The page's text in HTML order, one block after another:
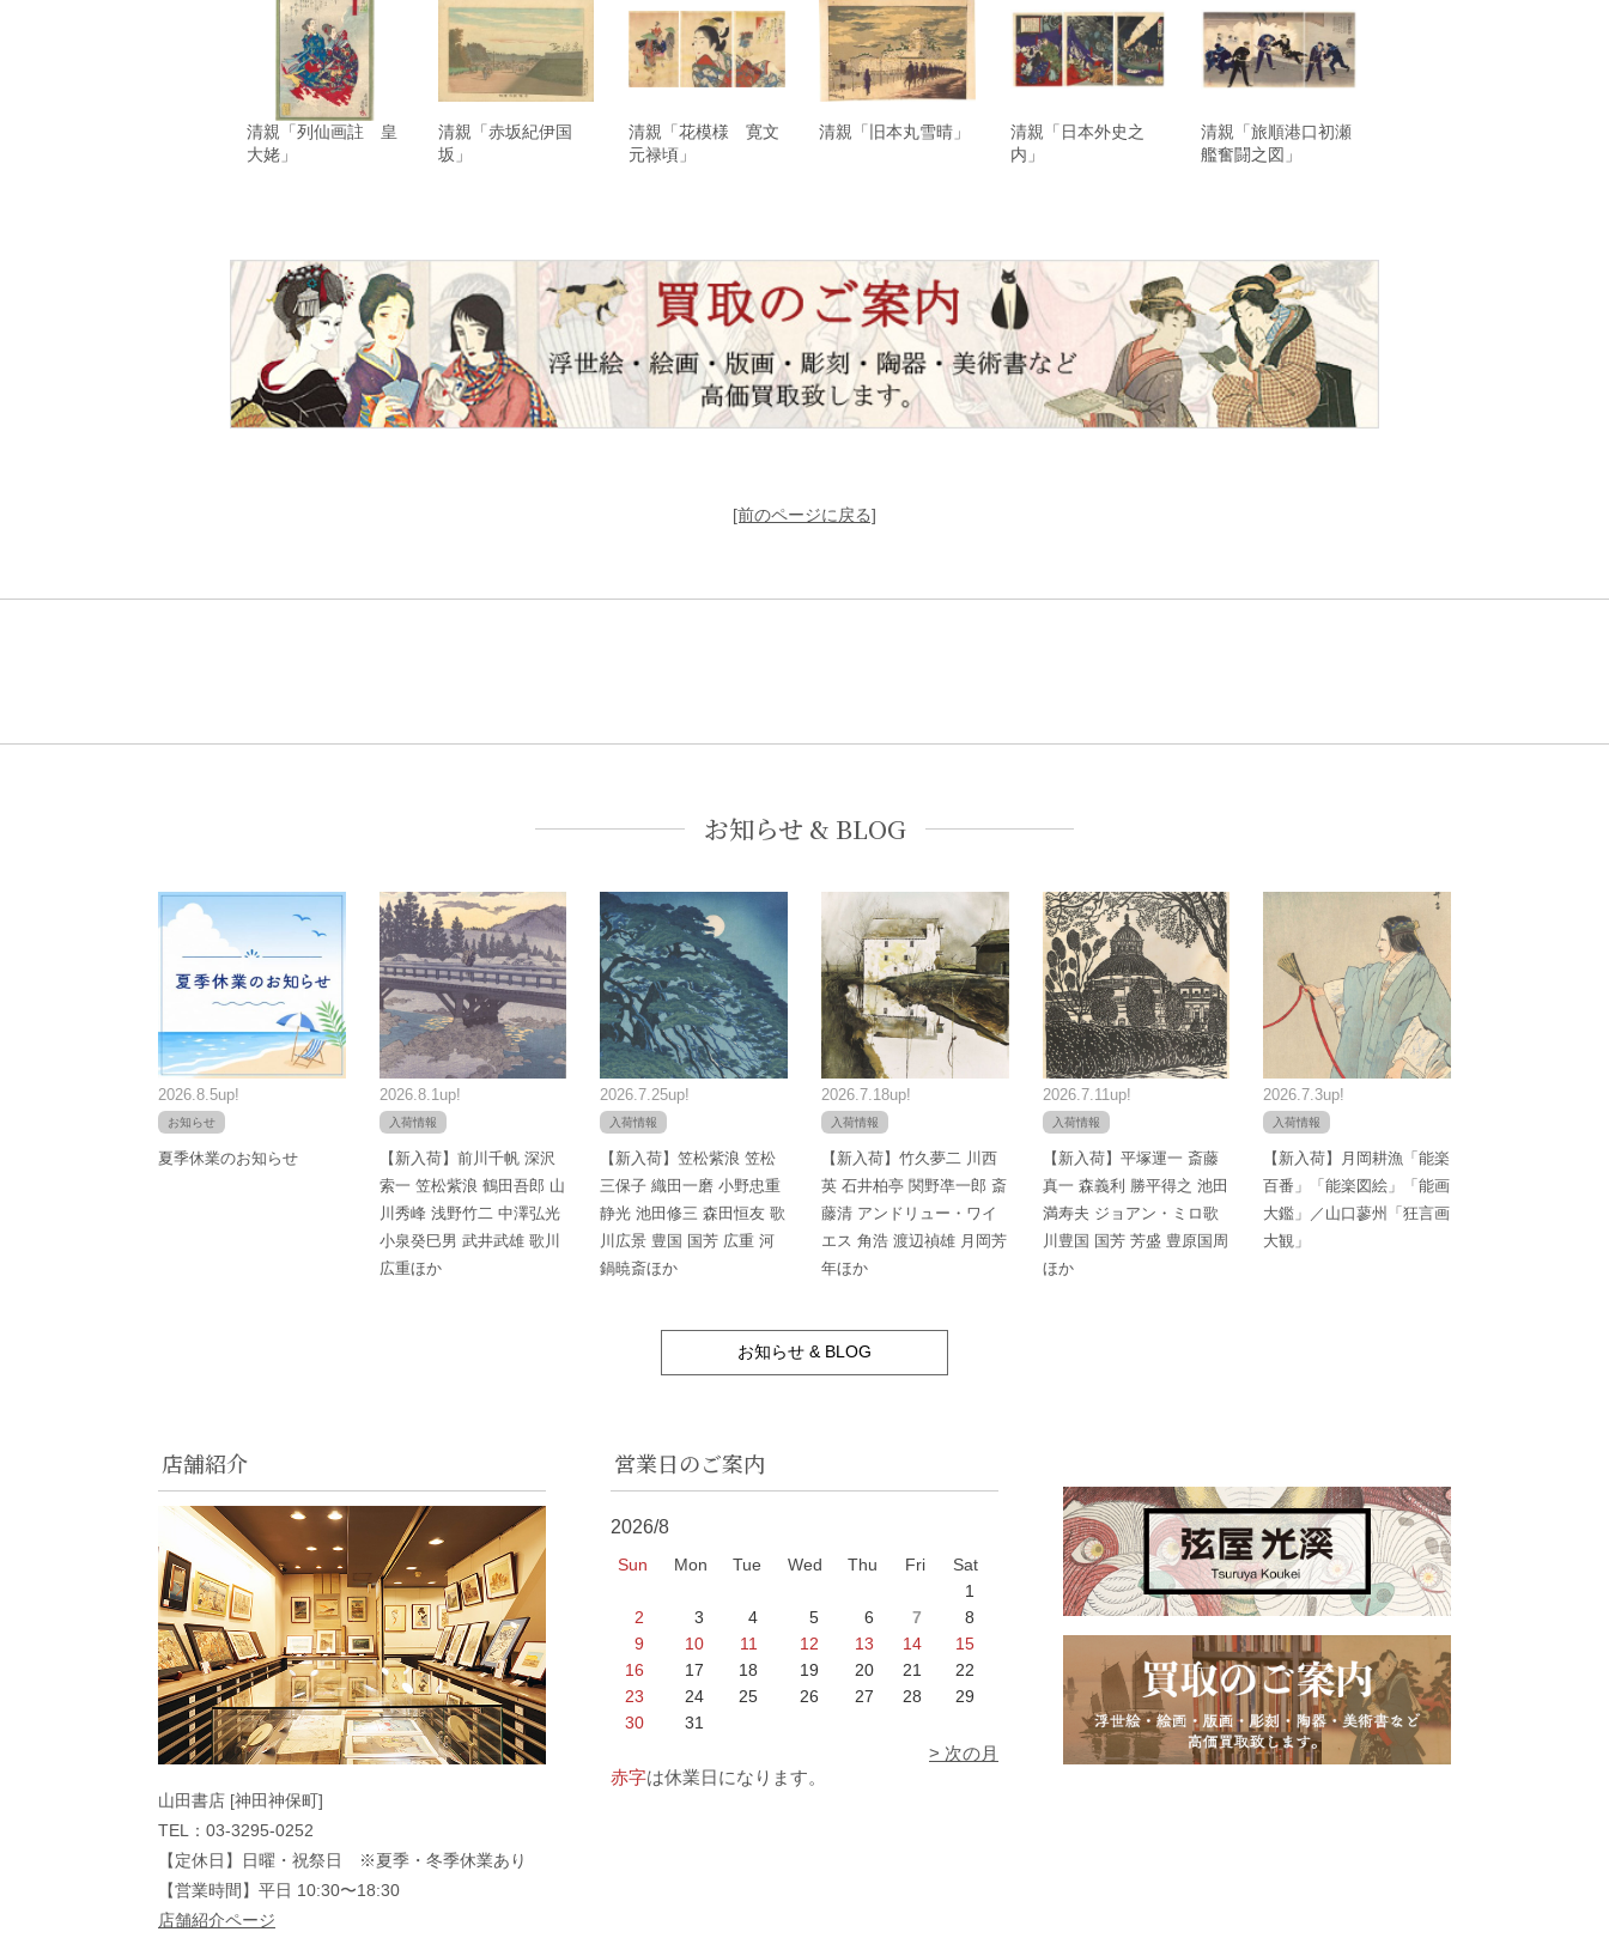
清親「列仙画註 皇
大姥」
清親「赤坂紀伊国
坂」
清親「花模様 寛文
元禄頃」
清親「旧本丸雪晴」
清親「日本外史之
内」
清親「旅順港口初瀬
艦奮闘之図」
[前のページに戻る]
お知らせ & BLOG
2026.8.5up!
お知らせ
夏季休業のお知らせ
2026.8.1up!
入荷情報
【新入荷】前川千帆 深沢
索一 笠松紫浪 鶴田吾郎 山
川秀峰 浅野竹二 中澤弘光
小泉癸巳男 武井武雄 歌川
広重ほか
2026.7.25up!
入荷情報
【新入荷】笠松紫浪 笠松
三保子 織田一磨 小野忠重
静光 池田修三 森田恒友 歌
川広景 豊国 国芳 広重 河
鍋暁斎ほか
2026.7.18up!
入荷情報
【新入荷】竹久夢二 川西
英 石井柏亭 関野凖一郎 斎
藤清 アンドリュー・ワイ
エス 角浩 渡辺禎雄 月岡芳
年ほか
2026.7.11up!
入荷情報
【新入荷】平塚運一 斎藤
真一 森義利 勝平得之 池田
満寿夫 ジョアン・ミロ歌
川豊国 国芳 芳盛 豊原国周
ほか
2026.7.3up!
入荷情報
【新入荷】月岡耕漁「能楽
百番」「能楽図絵」「能画
大鑑」／山口蓼州「狂言画
大観」
お知らせ & BLOG
店舗紹介
山田書店 [神田神保町]
TEL：03-3295-0252
【定休日】日曜・祝祭日 ※夏季・冬季休業あり
【営業時間】平日 10:30〜18:30
店舗紹介ページ
営業日のご案内
2026/8
Sun Mon Tue Wed Thu Fri
Sat
1
2
3 4 5 6 7
8
9
10 11 12 13 14
15
16
17 18 19 20 21
22
23
24 25 26 27 28
29
30
31
> 次の月
赤字は休業日になります。